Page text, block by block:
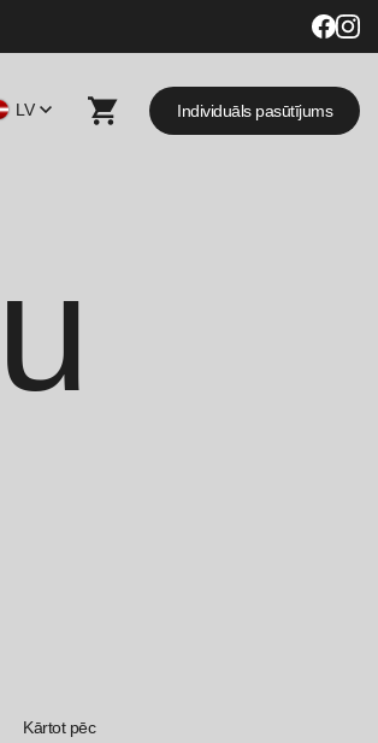
LV Individuāls pasūtījums
Kārtot pēc